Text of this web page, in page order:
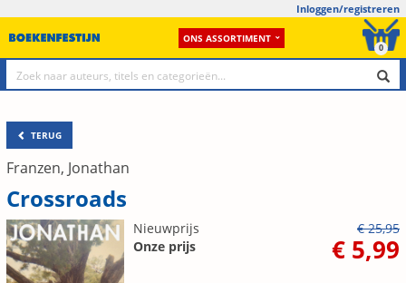
Inloggen/registreren
ONS ASSORTIMENT
0
TERUG
Franzen, Jonathan
Crossroads
Nieuwprijs
€ 25,95
Onze prijs
€ 5,99